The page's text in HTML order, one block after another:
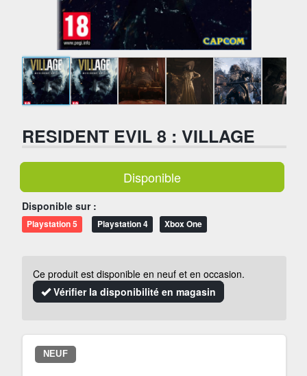
RESIDENT EVIL 8 : VILLAGE
Disponible
Disponible sur :
Playstation 5 Playstation 4 Xbox One
Ce produit est disponible en neuf et en occasion.
Vérifier la disponibilité en magasin
NEUF